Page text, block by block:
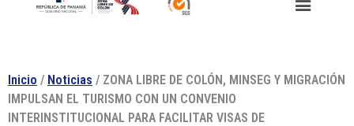
Inicio / Noticias / ZONA LIBRE DE COLÓN, MINSEG Y MIGRACIÓN
IMPULSAN EL TURISMO CON UN CONVENIO
INTERINSTITUCIONAL PARA FACILITAR VISAS DE